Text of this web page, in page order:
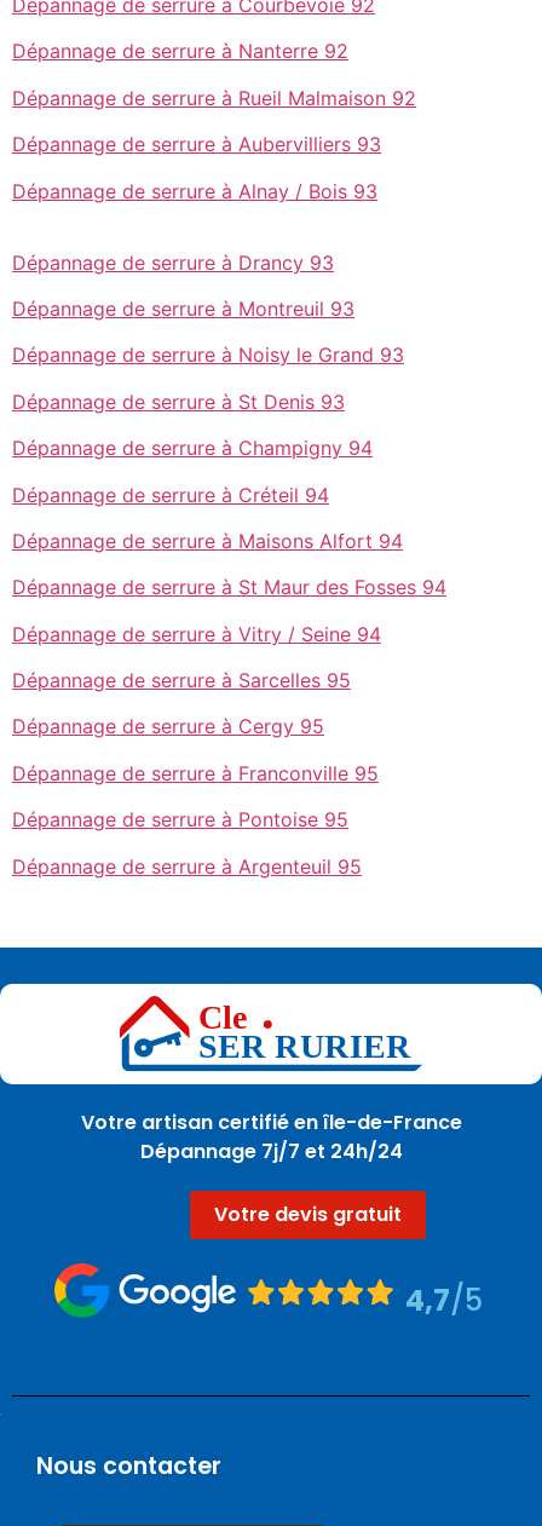
Dépannage de serrure à Courbevoie 92
Dépannage de serrure à Nanterre 92
Dépannage de serrure à Rueil Malmaison 92
Dépannage de serrure à Aubervilliers 93
Dépannage de serrure à Alnay / Bois 93
Dépannage de serrure à Drancy 93
Dépannage de serrure à Montreuil 93
Dépannage de serrure à Noisy le Grand 93
Dépannage de serrure à St Denis 93
Dépannage de serrure à Champigny 94
Dépannage de serrure à Créteil 94
Dépannage de serrure à Maisons Alfort 94
Dépannage de serrure à St Maur des Fosses 94
Dépannage de serrure à Vitry / Seine 94
Dépannage de serrure à Sarcelles 95
Dépannage de serrure à Cergy 95
Dépannage de serrure à Franconville 95
Dépannage de serrure à Pontoise 95
Dépannage de serrure à Argenteuil 95
Votre artisan certifié en île-de-France
Dépannage 7j/7 et 24h/24
Votre devis gratuit
4,7/5
Nous contacter